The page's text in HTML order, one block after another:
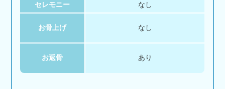
セレモニー なし
お骨上げ なし
お返骨 あり